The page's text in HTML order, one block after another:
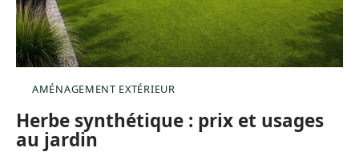
AMÉNAGEMENT EXTÉRIEUR
Herbe synthétique : prix et usages
au jardin